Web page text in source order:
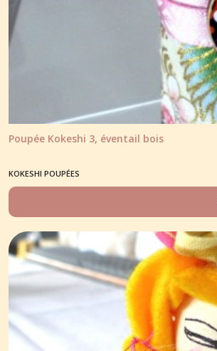
Poupée Kokeshi 3, éventail bois
KOKESHI POUPÉES